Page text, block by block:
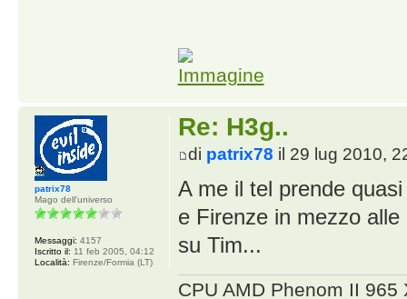
Re: H3g..
di patrix78 il 29 lug 2010,
A me il tel prende
e Firenze in mezzo
su Tim...
CPU AMD Phenom II
patrix78
Mago dell'universo
Messaggi: 4157
Iscritto il: 11 feb 2005, 04:12
Località: Firenze/Formia (LT)